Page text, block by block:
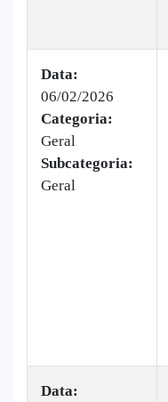
Data:
06/02/2026
Categoria:
Geral
Subcategoria:
Geral
Data: